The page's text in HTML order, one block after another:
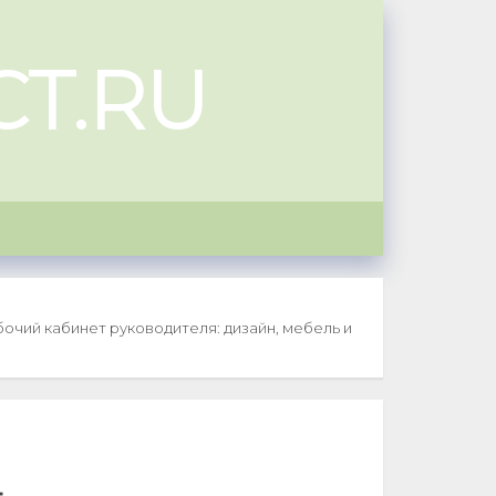
кабинет руководителя: дизайн, мебель и